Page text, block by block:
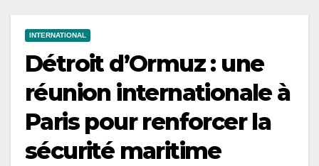
INTERNATIONAL
Détroit d’Ormuz : une
réunion internationale à
Paris pour renforcer la
sécurité maritime